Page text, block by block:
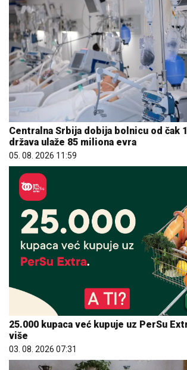
Centralna Srbija dobija bolnicu od čak
država ulaže 85 miliona evra
05. 08. 2026 11:59
25.000 kupaca već kupuje uz PerSu
više
03. 08. 2026 07:31